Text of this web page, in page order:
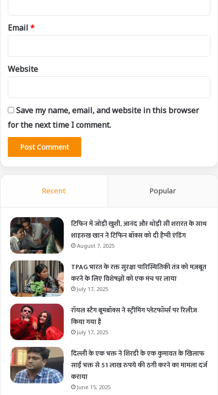
Email *
Website
Save my name, email, and website in this browser
for the next time I comment.
Recent Popular
टिफिन में जोड़ी खुशी, आनंद और थोड़ी सी शरारत के साथ
शाहरुख खान ने टिफिन बॉक्स को दी हैप्पी एंडिंग
August 7, 2025
TPAG भारत के रक्त सुरक्षा पारिस्थितिकी तंत्र को मज़बूत
करने के लिए विशेषज्ञों को एक मंच पर लाया
July 17, 2025
रॉयल स्टैग बूमबॉक्स ने स्ट्रीमिंग प्लेटफॉर्म्स पर रिलीज़
किया गया है
July 17, 2025
दिल्ली के एक भक्त ने शिरडी के एक कुमावत के खिलाफ
साईं भक्त से 51 लाख रुपये की ठगी करने का मामला दर्ज
कराया
June 15, 2025